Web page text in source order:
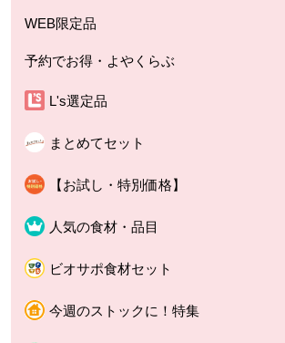
WEB限定品
予約でお得・よやくらぶ
L's選定品
まとめてセット
【お試し・特別価格】
人気の食材・品目
ビオサポ食材セット
今週のストックに！特集